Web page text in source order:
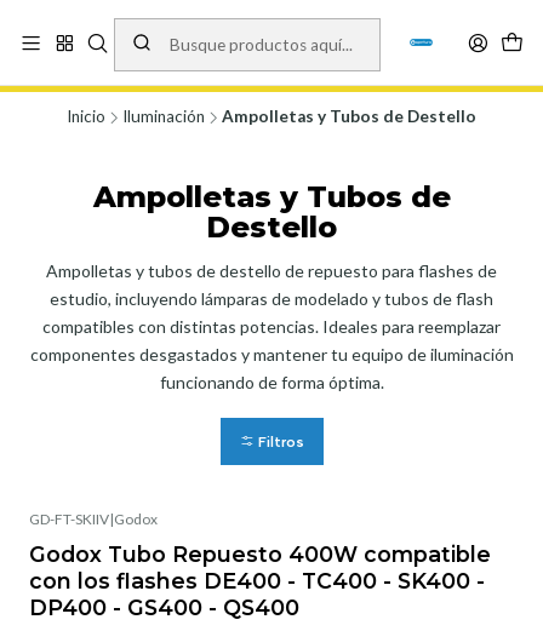
Vísita nuestro local en Los Agustinos 5478, Ñuñoa. Lunes a Viernes 9.30 a
19.00, Sábados 10:00 a 19:00 y Domingos de 10:00 a 17:00
Inicio Iluminación Ampolletas y Tubos de Destello
Ampolletas y Tubos de
Destello
Ampolletas y tubos de destello de repuesto para flashes de
estudio, incluyendo lámparas de modelado y tubos de flash
compatibles con distintas potencias. Ideales para reemplazar
componentes desgastados y mantener tu equipo de iluminación
funcionando de forma óptima.
Filtros
GD-FT-SKIIV|Godox
Godox Tubo Repuesto 400W compatible
con los flashes DE400 - TC400 - SK400 -
DP400 - GS400 - QS400